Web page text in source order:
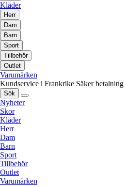
Kläder
Herr
Dam
Barn
Sport
Tillbehör
Outlet
Varumärken
Kundservice i Frankrike Säker betalning
Sök
Nyheter
Skor
Kläder
Herr
Dam
Barn
Sport
Tillbehör
Outlet
Varumärken